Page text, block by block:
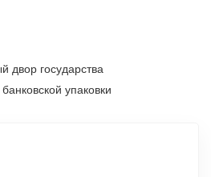
двор государства
упаковки